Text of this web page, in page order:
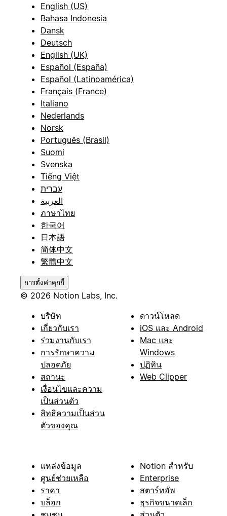
English (US)
Bahasa Indonesia
Dansk
Deutsch
English (UK)
Español (España)
Español (Latinoamérica)
Français (France)
Italiano
Nederlands
Norsk
Português (Brasil)
Suomi
Svenska
Tiếng Việt
עברית
العربية
ภาษาไทย
한국어
日本語
简体中文
繁體中文
การตั้งค่าคุกกี้
© 2026 Notion Labs, Inc.
บริษัท
เกี่ยวกับเรา
ร่วมงานกับเรา
การรักษาความ
ปลอดภัย
สถานะ
เงื่อนไขและความ
เป็นส่วนตัว
สิทธิความเป็นส่วน
ตัวของคุณ
ดาวน์โหลด
iOS และ Android
Mac และ
Windows
ปฏิทิน
Web Clipper
แหล่งข้อมูล
ศูนย์ช่วยเหลือ
ราคา
บล็อก
Notion สำหรับ
Enterprise
สตาร์ทอัพ
ธุรกิจขนาดเล็ก